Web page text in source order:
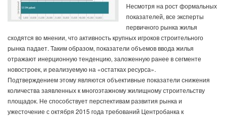
Несмотря на рост формальных
показателей, все эксперты
первичного рынка жилья
сходятся во мнении, что активность крупных игроков строительного
рынка падает. Таким образом, показатели объемов ввода жилья
отражают инерционную тенденцию, заложенную ранее в сегменте
новостроек, и реализуемую на «остатках ресурса».
Подтверждением этому являются объективные показатели снижения
количества заявленных к многоэтажному жилищному строительству
площадок. Не способствует перспективам развития рынка и
ужесточение с октября 2015 года требований Центробанка к